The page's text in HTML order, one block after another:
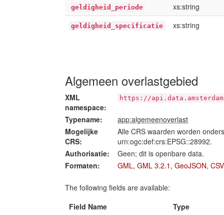
geldigheid_periode xs:string
geldigheid_specificatie xs:string
Algemeen overlastgebied
XML
namespace:
https://
Typename:
app:algemeenoverlast
Mogelijke
CRS:
Alle CRS waarden worden
urn:ogc:def:crs:EPSG::28992.
Authorisatie:
Geen; dit is openbare data.
Formaten:
GML, GML 3.2.1 , GeoJSON, CSV
The following fields are available:
Field Name
Type